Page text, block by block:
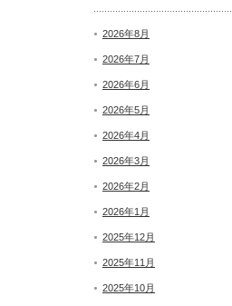
2026年8月
2026年7月
2026年6月
2026年5月
2026年4月
2026年3月
2026年2月
2026年1月
2025年12月
2025年11月
2025年10月